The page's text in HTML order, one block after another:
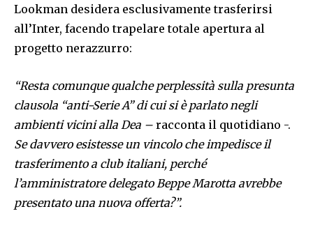
Lookman desidera esclusivamente trasferirsi
all’Inter, facendo trapelare totale apertura al
progetto nerazzurro:
“Resta comunque qualche perplessità sulla presunta
clausola “anti-Serie A” di cui si è parlato negli
ambienti vicini alla Dea – racconta il quotidiano -.
Se davvero esistesse un vincolo che impedisce il
trasferimento a club italiani, perché
l’amministratore delegato Beppe Marotta avrebbe
presentato una nuova offerta?”.